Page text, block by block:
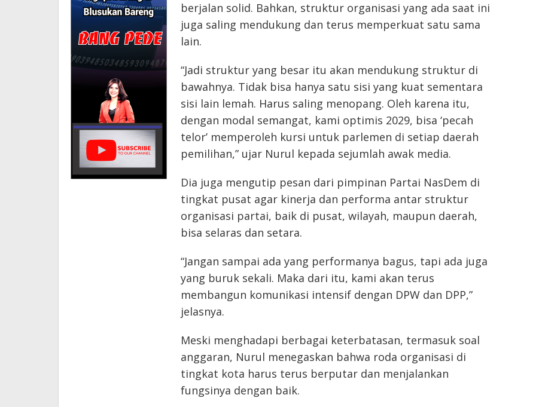
berjalan solid. Bahkan, struktur organisasi yang ada saat ini
juga saling mendukung dan terus memperkuat satu sama
lain.
“Jadi struktur yang besar itu akan mendukung struktur di
bawahnya. Tidak bisa hanya satu sisi yang kuat sementara
sisi lain lemah. Harus saling menopang. Oleh karena itu,
dengan modal semangat, kami optimis 2029, bisa ‘pecah
telor’ memperoleh kursi untuk parlemen di setiap daerah
pemilihan,” ujar Nurul kepada sejumlah awak media.
Dia juga mengutip pesan dari pimpinan Partai NasDem di
tingkat pusat agar kinerja dan performa antar struktur
organisasi partai, baik di pusat, wilayah, maupun daerah,
bisa selaras dan setara.
“Jangan sampai ada yang performanya bagus, tapi ada juga
yang buruk sekali. Maka dari itu, kami akan terus
membangun komunikasi intensif dengan DPW dan DPP,”
jelasnya.
Meski menghadapi berbagai keterbatasan, termasuk soal
anggaran, Nurul menegaskan bahwa roda organisasi di
tingkat kota harus terus berputar dan menjalankan
fungsinya dengan baik.